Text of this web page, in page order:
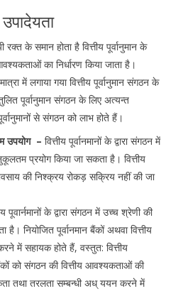
उपादेयता
के समान होता है वित्तीय पूर्वानुमान के
का निर्धारण किया जाता है।
में लगाया गया वित्तीय पूर्वानुमान संगठन के
पूर्वानुमान संगठन के लिए अत्यन्त
से संगठन को लाभ होते हैं।
उपयोग – वित्तीय पूर्वानमानों के द्वारा संगठन में
प्रयोग किया जा सकता है। वित्तीय
की निश्क्रय रोकड़ सक्रिय नहीं की जा
पूवार्नमानों के द्वारा संगठन में उच्च श्रेणी की
है। नियोजित पूर्वानमान बैंकों अथवा वित्तीय
में सहायक होते हैं, वस्तुत: वित्तीय
को संगठन की वित्तीय आवश्यकताओं की
तथा तरलता सम्बन्धी अध् ययन करने में